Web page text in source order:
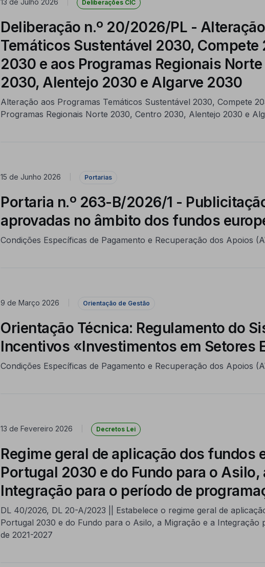
13 de Julho 2026 Deliberações CIC
Deliberação n.º 20/2026/PL -
Temáticos Sustentável 2030, Compete
2030 e aos Programas Regionais
2030, Alentejo 2030 e Algarve 2030
Alteração aos Programas Temáticos Sustentável 2030, Compete
Programas Regionais Norte 2030, Centro 2030, Alentejo 2030 e
15 de Junho 2026 Portarias
Portaria n.º 263-B/2026/1 -
aprovadas no âmbito dos fundos
Condições Específicas de Pagamento e Recuperação dos Apoios
9 de Março 2026 Orientação de Gestão
Orientação Técnica: Regulamento do
Incentivos «Investimentos em Setores
Condições Específicas de Pagamento e Recuperação dos Apoios
13 de Fevereiro 2026 Decretos Lei
Regime geral de aplicação dos fundos
Portugal 2030 e do Fundo para o Asilo,
Integração para o período de
DL 40/2026, DL 20-A/2023 || Estabelece o regime geral de
Portugal 2030 e do Fundo para o Asilo, a Migração e a
de 2021-2027